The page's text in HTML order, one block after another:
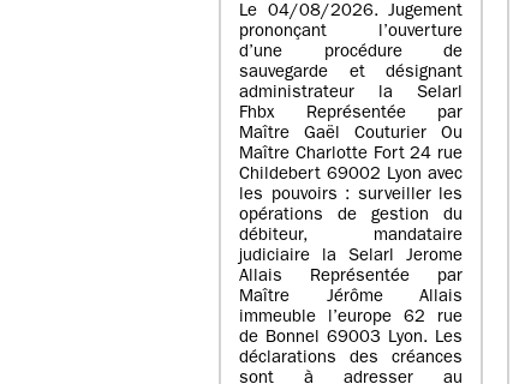
Le 04/08/2026. Jugement
prononçant l’ouverture
d’une procédure de
sauvegarde et désignant
administrateur la Selarl
Fhbx Représentée par
Maître Gaël Couturier Ou
Maître Charlotte Fort 24 rue
Childebert 69002 Lyon avec
les pouvoirs : surveiller les
opérations de gestion du
débiteur, mandataire
judiciaire la Selarl Jerome
Allais Représentée par
Maître Jérôme Allais
immeuble l’europe 62 rue
de Bonnel 69003 Lyon. Les
déclarations des créances
sont à adresser au